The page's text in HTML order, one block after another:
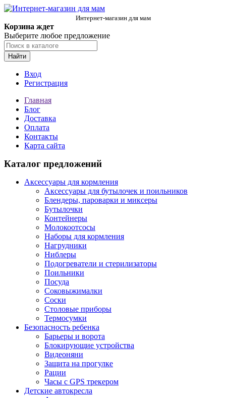
Интернет-магазин для мам
Корзина ждет
Выберите любое предложение
Найти
Вход
Регистрация
Главная
Блог
Доставка
Оплата
Контакты
Карта сайта
Каталог предложений
Аксессуары для кормления
Аксессуары для бутылочек и поильников
Блендеры, пароварки и миксеры
Бутылочки
Контейнеры
Молокоотсосы
Наборы для кормления
Нагрудники
Ниблеры
Подогреватели и стерилизаторы
Поильники
Посуда
Соковыжималки
Соски
Столовые приборы
Термосумки
Безопасность ребенка
Барьеры и ворота
Блокирующие устройства
Видеоняни
Защита на прогулке
Рации
Часы с GPS трекером
Детские автокресла